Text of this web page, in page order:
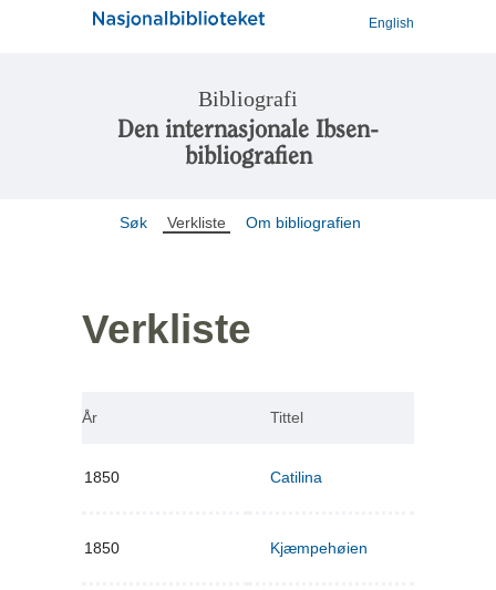
English
Bibliografi
Den internasjonale Ibsen-
bibliografien
Søk Verkliste Om bibliografien
Verkliste
År Tittel
1850 Catilina
1850 Kjæmpehøien